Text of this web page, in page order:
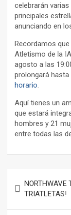
celebrarán
principales
anunciando en
Recordamos
Atletismo de la
agosto a las
prolongará
horario.
Aquí tienes un
que estará
hombres y 21
entre todas las
de
entradas
NORTHWAVE
TRIATLETAS!